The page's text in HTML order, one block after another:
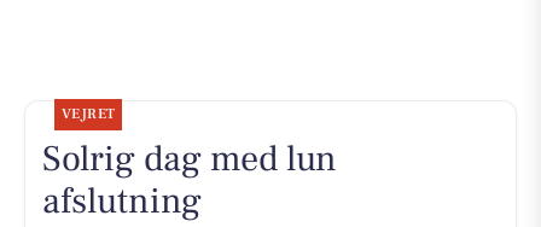
VEJRET
Solrig dag med lun
afslutning